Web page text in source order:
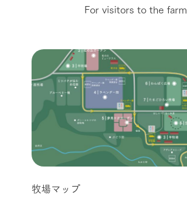
For visitors to the farm
牧場マップ